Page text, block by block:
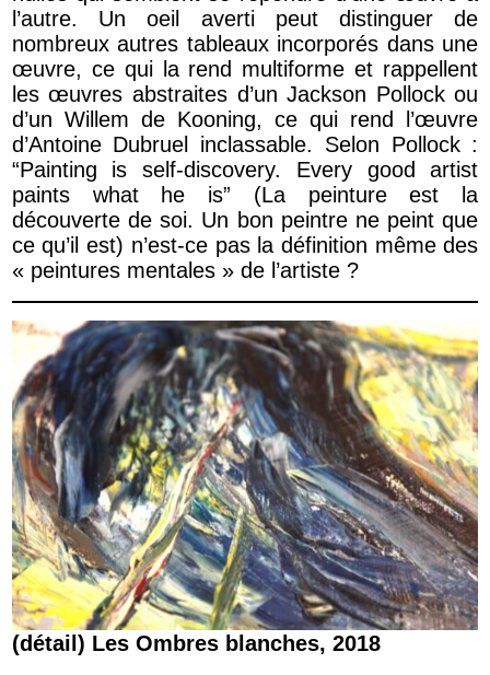
l’autre. Un oeil averti peut distinguer de
nombreux autres tableaux incorporés dans une
œuvre, ce qui la rend multiforme et rappellent
les œuvres abstraites d’un Jackson Pollock ou
d’un Willem de Kooning, ce qui rend l’œuvre
d’Antoine Dubruel inclassable. Selon Pollock :
“Painting is self-discovery. Every good artist
paints what he is” (La peinture est la
découverte de soi. Un bon peintre ne peint que
ce qu’il est) n’est-ce pas la définition même des
« peintures mentales » de l’artiste ?
(détail) Les Ombres blanches, 2018